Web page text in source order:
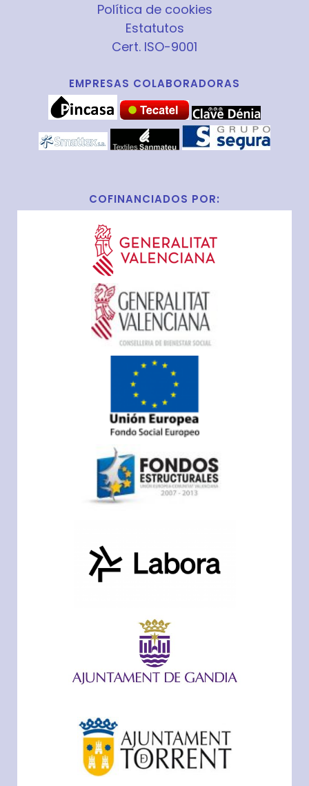
Política de cookies
Estatutos
Cert. ISO-9001
EMPRESAS COLABORADORAS
COFINANCIADOS POR: